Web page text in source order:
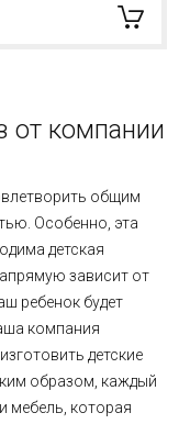
от компании
общим
Особенно, эта
детская
зависит от
ребенок будет
компания
детские
образом, каждый
мебель, которая